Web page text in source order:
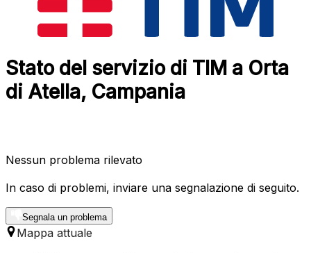
Stato del servizio di TIM a Orta
di Atella, Campania
Nessun problema rilevato
In caso di problemi, inviare una segnalazione di seguito.
Segnala un problema
Mappa attuale